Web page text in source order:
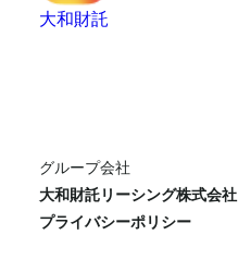
大和財託
グループ会社
大和財託リーシング株式会社
プライバシーポリシー